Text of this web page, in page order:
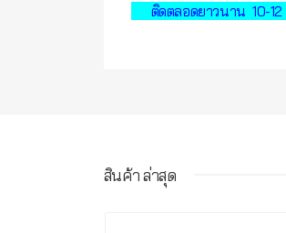
ติดตลอดยาวนาน 10-
สินค้า ล่าสุด